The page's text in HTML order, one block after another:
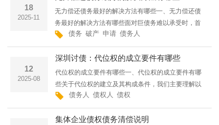
18
2025-11
无力偿还债务最好的解决方法有哪些一、无力偿还债
务最好的解决方法有哪些面对巨债务难以承受时，首
要应主动与债权方沟通，诚实说明困境，力求达成双
方认可的还款计划，争取理解与支持。同时，细致整
理并可能变卖财产···
债务 破产 申请 债务人
12
2025-08
深圳讨债：代位权的成立要件有哪些
代位权的成立要件有哪些一、代位权的成立要件有哪
些关于代位权的建立及其构成条件，我们主要理解以
下几个方面：首先，对于债权人而言，他们必须对债
务人拥有合法并且已经到期的债权。这就是指债权人
与债务人之间的债
债务人 债权人 债权
集体企业债权债务清偿说明